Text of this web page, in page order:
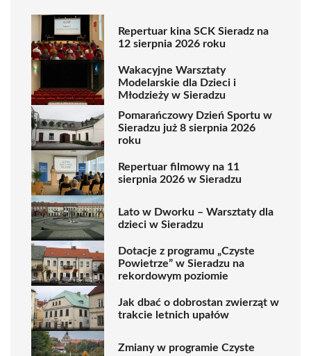
Repertuar kina SCK Sieradz na
12 sierpnia 2026 roku
Wakacyjne Warsztaty
Modelarskie dla Dzieci i
Młodzieży w Sieradzu
Pomarańczowy Dzień Sportu w
Sieradzu już 8 sierpnia 2026
roku
Repertuar filmowy na 11
sierpnia 2026 w Sieradzu
Lato w Dworku – Warsztaty dla
dzieci w Sieradzu
Dotacje z programu „Czyste
Powietrze” w Sieradzu na
rekordowym poziomie
Jak dbać o dobrostan zwierząt w
trakcie letnich upałów
Zmiany w programie Czyste